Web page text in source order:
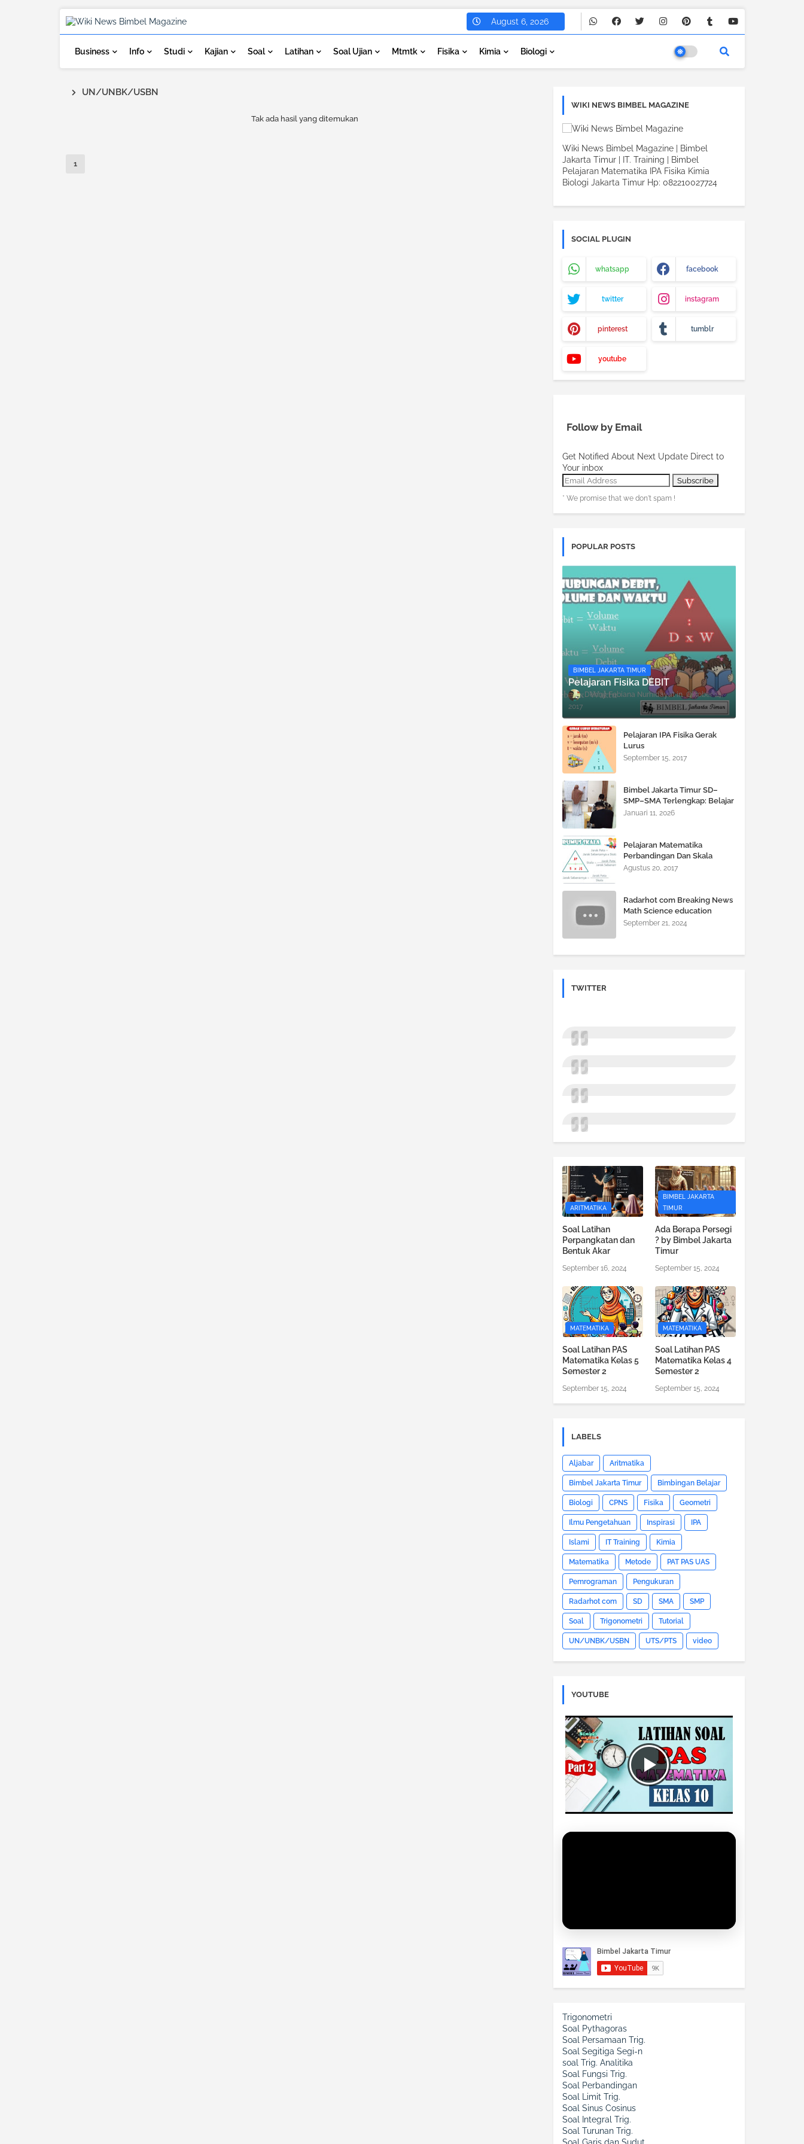
August 6, 2026
Business Info Studi Kajian Soal Latihan Soal Ujian Mtmtk Fisika Kimia Biologi
UN/UNBK/USBN
Tak ada hasil yang ditemukan
1
WIKI NEWS BIMBEL MAGAZINE
Wiki News Bimbel Magazine | Bimbel
Jakarta Timur | IT. Training | Bimbel
Pelajaran Matematika IPA Fisika Kimia
Biologi Jakarta Timur Hp: 082210027724
SOCIAL PLUGIN
whatsapp facebook
twitter instagram
pinterest tumblr
youtube
Follow by Email
Get Notified About Next Update Direct to
Your inbox
* We promise that we don't spam !
POPULAR POSTS
BIMBEL JAKARTA TIMUR
Pelajaran Fisika DEBIT
Denny Febiana Nurhidayat
Oktober 14,
2017
Pelajaran IPA Fisika Gerak
Lurus
September 15, 2017
Bimbel Jakarta Timur SD–
SMP–SMA Terlengkap: Belajar
Jadi Gampang, Nilai Auto Naik!
Januari 11, 2026
Pelajaran Matematika
Perbandingan Dan Skala
Agustus 20, 2017
Radarhot com Breaking News
Math Science education
September 21, 2024
TWITTER
ARITMATIKA
Soal Latihan
Perpangkatan dan
Bentuk Akar
September 16, 2024
BIMBEL JAKARTA
TIMUR
Ada Berapa Persegi
? by Bimbel Jakarta
Timur
September 15, 2024
MATEMATIKA
Soal Latihan PAS
Matematika Kelas 5
Semester 2
September 15, 2024
MATEMATIKA
Soal Latihan PAS
Matematika Kelas 4
Semester 2
September 15, 2024
LABELS
Aljabar Aritmatika
Bimbel Jakarta Timur Bimbingan Belajar
Biologi CPNS Fisika Geometri
Ilmu Pengetahuan Inspirasi IPA
Islami IT Training Kimia
Matematika Metode PAT PAS UAS
Pemrograman Pengukuran
Radarhot com SD SMA SMP
Soal Trigonometri Tutorial
UN/UNBK/USBN UTS/PTS video
YOUTUBE
Trigonometri
Soal Pythagoras
Soal Persamaan Trig.
Soal Segitiga Segi-n
soal Trig. Analitika
Soal Fungsi Trig.
Soal Perbandingan
Soal Limit Trig.
Soal Sinus Cosinus
Soal Integral Trig.
Soal Turunan Trig.
Soal Garis dan Sudut